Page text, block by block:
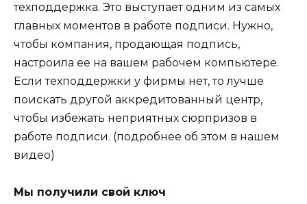
техподдержка. Это выступает одним из самых
главных моментов в работе подписи. Нужно,
чтобы компания, продающая подпись,
настроила ее на вашем рабочем компьютере.
Если техподдержки у фирмы нет, то лучше
поискать другой аккредитованный центр,
чтобы избежать неприятных сюрпризов в
работе подписи. (подробнее об этом в нашем
видео)
Мы получили свой ключ